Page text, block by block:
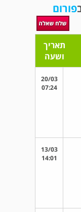
פורום
תאריך
ושעה
20/03
07:24
13/03
14:01